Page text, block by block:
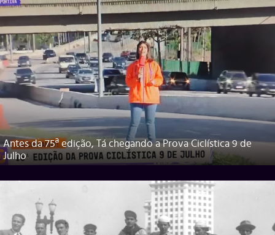
Antes da 75ª edição, Tá chegando a Prova Ciclística 9 de
Julho